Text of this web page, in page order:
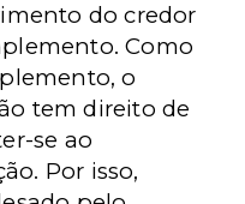
do credor
Como
o
tem direito de
se ao
Por isso,